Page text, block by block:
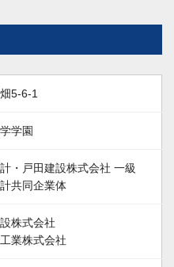
5-6-1
学園
・戸田建設株式会社 一級
共同企業体
株式会社
業株式会社